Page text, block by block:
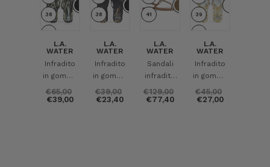
38
L.A.
WATER
Infradito
in gomma
con
strass
€65,00
€39,00
38
L.A.
WATER
Infradito
in gomma
con
dettaglio
€39,00
€23,40
41
L.A.
WATER
Sandali
infradito
in pelle
con
€129,00
€77,40
39
L.A.
WATER
Infradito
in gomma
con
pietre
€45,00
€27,00